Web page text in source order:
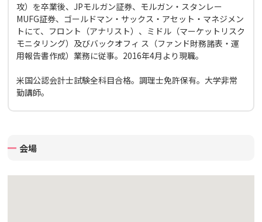
攻）を卒業後、JPモルガン証券、モルガン・スタンレー
MUFG証券、ゴールドマン・サックス・アセット・マネジメン
トにて、フロント（アナリスト）、ミドル（マーケットリスク
モニタリング）及びバックオフィ ス（ファンド財務諸表・運
用報告書作成）業務に従事。2016年4月より現職。
米国公認会計士試験全科目合格。調理士免許保有。大学非常
勤講師。
会場